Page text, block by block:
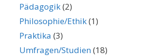
Pädagogik(2)
Philosophie/Ethik(1)
Praktika (3)
Umfragen/Studien(18)